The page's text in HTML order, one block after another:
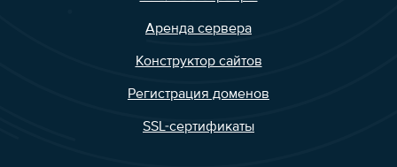
Аренда сервера
Конструктор сайтов
Регистрация доменов
SSL-сертификаты